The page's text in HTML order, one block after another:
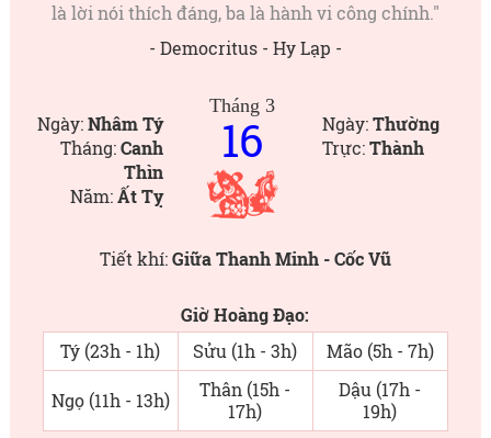
là lời nói thích đáng, ba là hành vi công chính."
- Democritus - Hy Lạp -
Ngày:Nhâm Tý
Tháng:Canh
Thìn
Năm:Ất Tỵ
Tháng 3
16 Ngày:Thường
Trực:Thành
Tiết khí:Giữa Thanh Minh - Cốc Vũ
Giờ Hoàng Đạo:
Tý (23h - 1h)
Sửu (1h - 3h) Mão (5h - 7h)
Ngọ (11h - 13h)
Thân (15h -
17h)
Dậu (17h -
19h)